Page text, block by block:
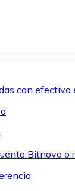
con efectivo
Bitnovo o